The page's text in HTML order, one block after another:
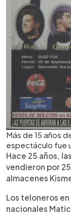
Más de 15 años
espectáculo fue
Hace 25 años,
vendieron por
almacenes
Los teloneros
nacionales